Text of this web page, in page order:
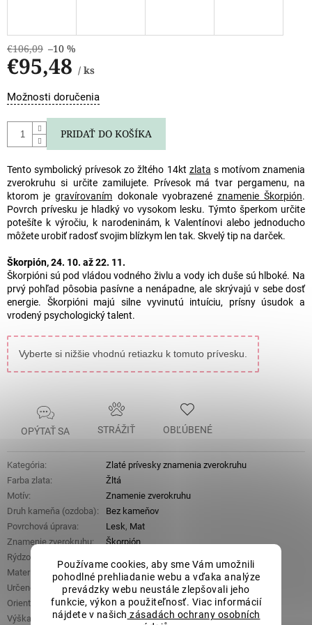
Používame cookies, aby sme Vám umožnili
pohodlné prehliadanie webu a vďaka analýze
prevádzky webu neustále zlepšovali jeho
funkcie, výkon a použiteľnosť. Viac informácií
nájdete v našich zásadách ochrany osobních
€106,09 –10 %
€95,48 / ks
Jednotková
cena:
Možnosti doručenia
PRIDAŤ DO KOŠÍKA
Tento symbolický prívesok zo žltého 14kt zlata s motívom znamenia
zverokruhu si určite zamilujete. Prívesok má tvar pergamenu, na
ktorom jegravírovaním dokonale vyobrazené znamenie Škorpión.
Povrch prívesku je hladký vo vysokom lesku. Týmto šperkom určite
potešíte k výročiu, k narodeninám, k Valentínovi alebo jednoducho
môžete urobiť radosť svojim blízkym len tak. Skvelý tip na darček.
Škorpión, 24. 10. až 22. 11.
Škorpióni sú pod vládou vodného živlu a vody ich duše sú hlboké. Na
prvý pohľad pôsobia pasívne a nenápadne, ale skrývajú v sebe dosť
energie. Škorpióni majú silne vyvinutú intuíciu, prísny úsudok a
vrodený psychologický talent.
Vyberte si nižšie vhodnú retiazku k tomuto prívesku.
OPÝTAŤ SA STRÁŽIŤ OBĽÚBENÉ
Kategória:
Zlaté prívesky znamenia zverokruhu
Farba zlata:
Žltá
Motív:
Znamenie zverokruhu
Druh kameňa (ozdoba):
Bez kameňov
Povrchová úprava: Lesk, Mat
Znamenie zverokruhu:
Škorpión
Rýdzosť
Materiál
Zlato
Určené pre
Dámske ,Pánske,Detské
Orientačná hmotnosť:
0,40 g
Výška s očkem:
19 mm